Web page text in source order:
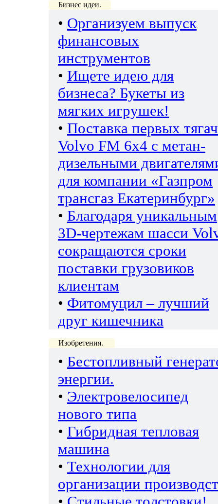
Бизнес идеи.
• Организуем выпуск
финансовых
инструментов
• Ищете идею для
бизнеса? Букеты из
мягких игрушек!
• Поставка первых
Volvo FM 6х4 с метан-
дизельными
для компании «Газпром
трансгаз Екатеринбург»
• Благодаря уникальным
3D-чертежам шасси
сокращаются сроки
поставки грузовиков
клиентам
• Фитомуцил – лучший
друг кишечника
Изобретения.
• Бестопливный
энергии.
• Электровелосипед
нового типа
• Гибридная тепловая
машина
• Технологии для
организации